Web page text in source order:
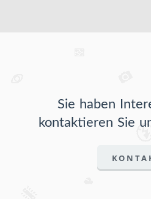
Sie haben
kontaktieren Sie